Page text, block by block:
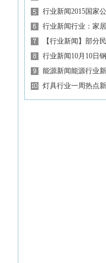
行业新闻2015国家
行业新闻行业：家
【行业新闻】部分
行业新闻10月10日
能源新闻能源行业
灯具行业一周热点